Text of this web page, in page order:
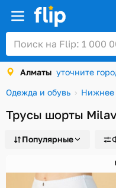
Алматы уточните
Одежда и обувь
Нижнее
Трусы шорты
Популярные
Войти / Регистрация
Каталог
Скидки и акции
Подарочные карты
Заказы